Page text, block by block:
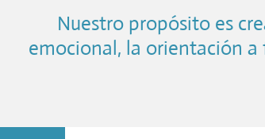
Nuestro propósito es
emocional, la orientación a